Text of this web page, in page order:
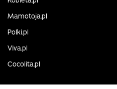
Mamotoja.pl
Polki.pl
Viva.pl
Cocolita.pl